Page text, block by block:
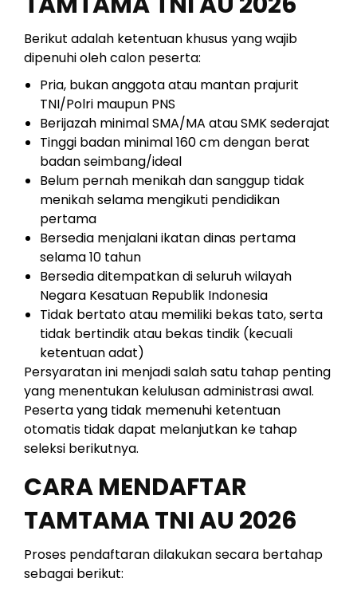
Berikut adalah ketentuan khusus yang wajib
dipenuhi oleh calon peserta:
Pria, bukan anggota atau mantan prajurit
TNI/Polri maupun PNS
Berijazah minimal SMA/MA atau SMK sederajat
Tinggi badan minimal 160 cm dengan berat
badan seimbang/ideal
Belum pernah menikah dan sanggup tidak
menikah selama mengikuti pendidikan
pertama
Bersedia menjalani ikatan dinas pertama
selama 10 tahun
Bersedia ditempatkan di seluruh wilayah
Negara Kesatuan Republik Indonesia
Tidak bertato atau memiliki bekas tato, serta
tidak bertindik atau bekas tindik (kecuali
ketentuan adat)
Persyaratan ini menjadi salah satu tahap penting
yang menentukan kelulusan administrasi awal.
Peserta yang tidak memenuhi ketentuan
otomatis tidak dapat melanjutkan ke tahap
seleksi berikutnya.
CARA MENDAFTAR
TAMTAMA TNI AU 2026
Proses pendaftaran dilakukan secara bertahap
sebagai berikut: